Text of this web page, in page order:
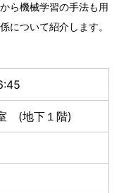
ら機械学習の手法も用
について紹介します。
(地下１階)